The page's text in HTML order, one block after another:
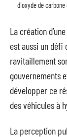
dioxyde de
La création
est aussi un défi
ravitaillement
gouvernements
développer ce
des véhicules à
La perception